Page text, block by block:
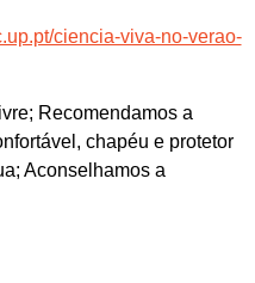
ciencia-viva-no-verao-
Recomendamos a
chapéu e protetor
Aconselhamos a